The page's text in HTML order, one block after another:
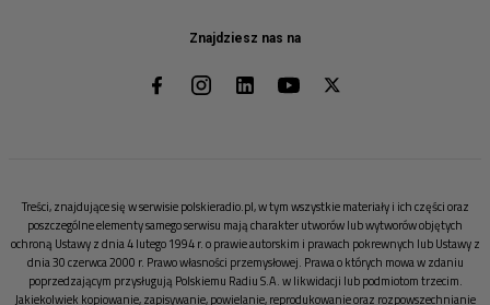
Znajdziesz nas na
Treści, znajdujące się w serwisie polskieradio.pl, w tym wszystkie materiały i ich części oraz
poszczególne elementy samego serwisu mają charakter utworów lub wytworów objętych
ochroną Ustawy z dnia 4 lutego 1994 r. o prawie autorskim i prawach pokrewnych lub Ustawy z
dnia 30 czerwca 2000 r. Prawo własności przemysłowej. Prawa o których mowa w zdaniu
poprzedzającym przysługują Polskiemu Radiu S.A. w likwidacji lub podmiotom trzecim.
Jakiekolwiek kopiowanie, zapisywanie, powielanie, reprodukowanie oraz rozpowszechnianie